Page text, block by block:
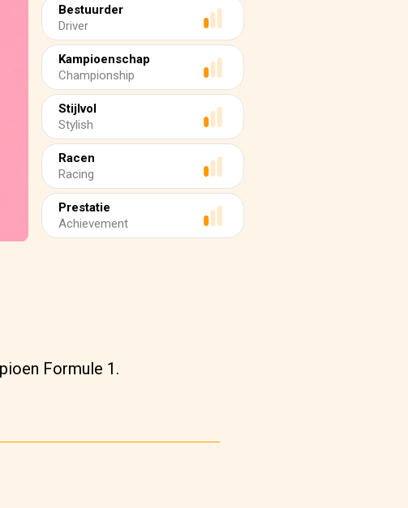
Bestuurder
Driver
Kampioenschap
Championship
Stijlvol
Stylish
Racen
Racing
Prestatie
Achievement
Formule 1.